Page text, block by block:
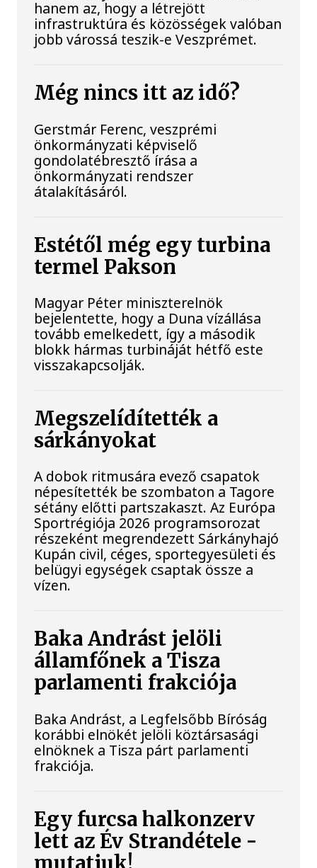
hanem az, hogy a létrejött
infrastruktúra és közösségek valóban
jobb várossá teszik-e Veszprémet.
Még nincs itt az idő?
Gerstmár Ferenc, veszprémi
önkormányzati képviselő
gondolatébresztő írása a
önkormányzati rendszer
átalakításáról.
Estétől még egy turbina
termel Pakson
Magyar Péter miniszterelnök
bejelentette, hogy a Duna vízállása
tovább emelkedett, így a második
blokk hármas turbináját hétfő este
visszakapcsolják.
Megszelídítették a
sárkányokat
A dobok ritmusára evező csapatok
népesítették be szombaton a Tagore
sétány előtti partszakaszt. Az Európa
Sportrégiója 2026 programsorozat
részeként megrendezett Sárkányhajó
Kupán civil, céges, sportegyesületi és
belügyi egységek csaptak össze a
vízen.
Baka Andrást jelöli
államfőnek a Tisza
parlamenti frakciója
Baka Andrást, a Legfelsőbb Bíróság
korábbi elnökét jelöli köztársasági
elnöknek a Tisza párt parlamenti
frakciója.
Egy furcsa halkonzerv
lett az Év Strandétele -